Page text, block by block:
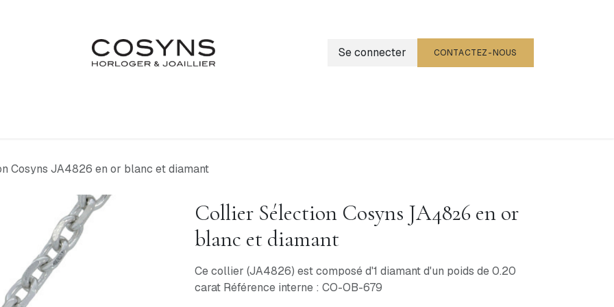
Se connecter CONTACTEZ-NOUS
Cosyns JA4826 en or blanc et diamant
Collier Sélection Cosyns JA4826 en or
blanc et diamant
Ce collier (JA4826) est composé d'1 diamant d'un poids de 0.20
carat Référence interne : CO-OB-679